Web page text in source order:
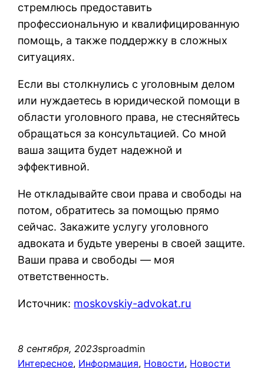
стремлюсь предоставить
профессиональную и квалифицированную
помощь, а также поддержку в сложных
ситуациях.
Если вы столкнулись с уголовным делом
или нуждаетесь в юридической помощи в
области уголовного права, не стесняйтесь
обращаться за консультацией. Со мной
ваша защита будет надежной и
эффективной.
Не откладывайте свои права и свободы на
потом, обратитесь за помощью прямо
сейчас. Закажите услугу уголовного
адвоката и будьте уверены в своей защите.
Ваши права и свободы — моя
ответственность.
Источник: moskovskiy-advokat.ru
8 сентября, 2023sproadmin
Интересное, Информация, Новости, Новости